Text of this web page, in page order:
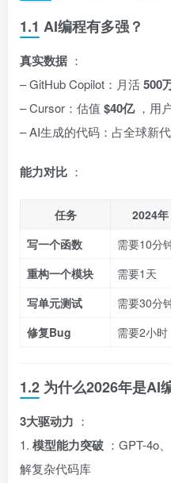
1.1 AI编程有多强？
真实数据 ：
– GitHub Copilot：月活500
– Cursor：估值 $40亿 ，用
– AI生成的代码：占全球新
能力对比 ：
任务 2024年
写一个函数
需要10分
重构一个模块
需要1天
写单元测试
需要30分
修复Bug
需要2小时
1.2 为什么2026年是AI
3大驱动力 ：
1. 模型能力突破 ：GPT-4o
解复杂代码库